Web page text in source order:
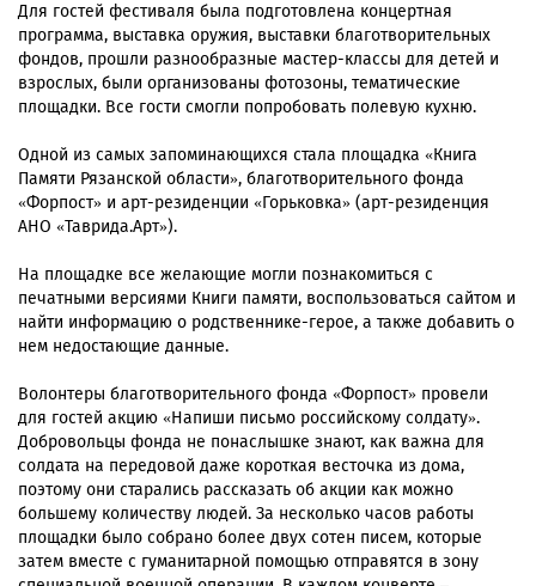
Для гостей фестиваля была подготовлена концертная
программа, выставка оружия, выставки благотворительных
фондов, прошли разнообразные мастер-классы для детей и
взрослых, были организованы фотозоны, тематические
площадки. Все гости смогли попробовать полевую кухню.
Одной из самых запоминающихся стала площадка «Книга
Памяти Рязанской области», благотворительного фонда
«Форпост» и арт-резиденции «Горьковка» (арт-резиденция
АНО «Таврида.Арт»).
На площадке все желающие могли познакомиться с
печатными версиями Книги памяти, воспользоваться сайтом и
найти информацию о родственнике-герое, а также добавить о
нем недостающие данные.
Волонтеры благотворительного фонда «Форпост» провели
для гостей акцию «Напиши письмо российскому солдату».
Добровольцы фонда не понаслышке знают, как важна для
солдата на передовой даже короткая весточка из дома,
поэтому они старались рассказать об акции как можно
большему количеству людей. За несколько часов работы
площадки было собрано более двух сотен писем, которые
затем вместе с гуманитарной помощью отправятся в зону